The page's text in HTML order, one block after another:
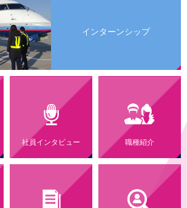
インターンシップ
社員インタビュー 職種紹介